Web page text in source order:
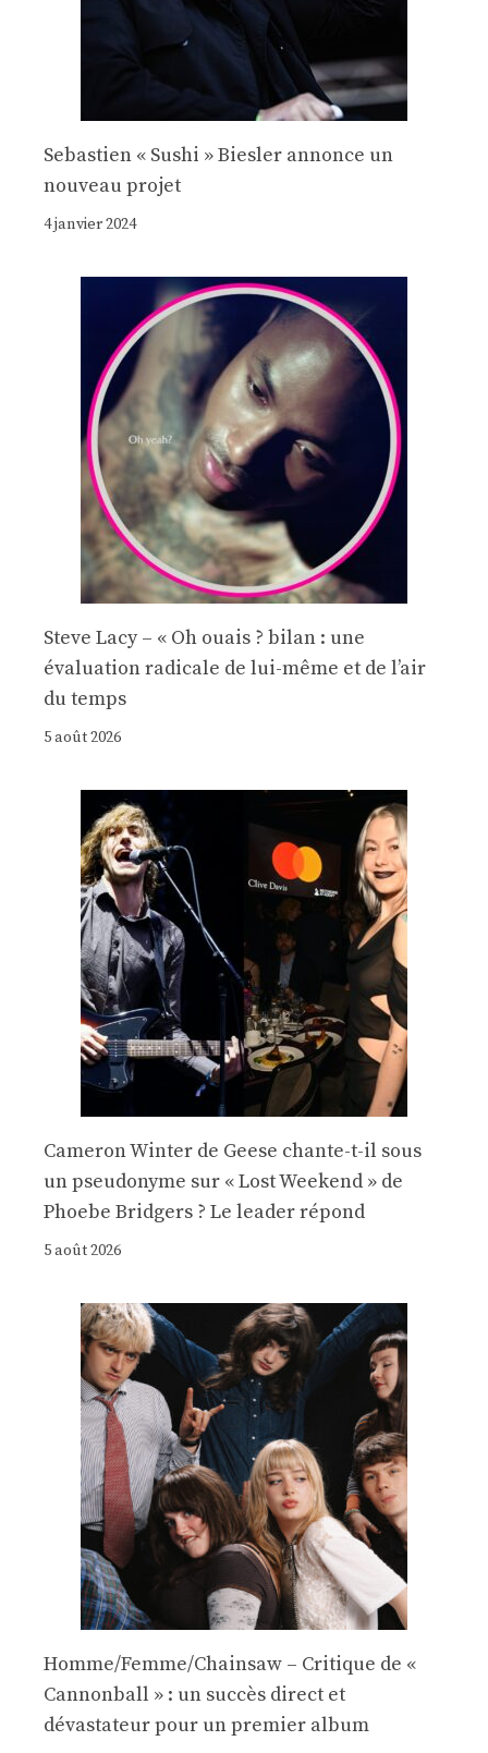
Sebastien « Sushi » Biesler annonce un
nouveau projet
4 janvier 2024
Steve Lacy – « Oh ouais ? bilan : une
évaluation radicale de lui-même et de l’air
du temps
5 août 2026
Cameron Winter de Geese chante-t-il sous
un pseudonyme sur « Lost Weekend » de
Phoebe Bridgers ? Le leader répond
5 août 2026
Homme/Femme/Chainsaw – Critique de «
Cannonball » : un succès direct et
dévastateur pour un premier album